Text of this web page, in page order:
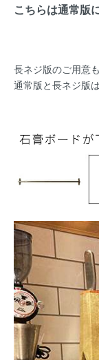
こちらは通常版
長ネジ版のご用意
通常版と長ネジ版